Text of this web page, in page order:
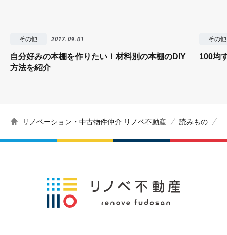
その他 2017.09.01
自分好みの本棚を作りたい！材料別の本棚のDIY
方法を紹介
その他
100均
リノベーション・中古物件仲介 リノベ不動産 読みもの